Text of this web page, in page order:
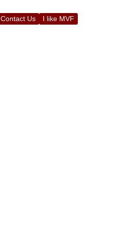
Contact Us I like MVF